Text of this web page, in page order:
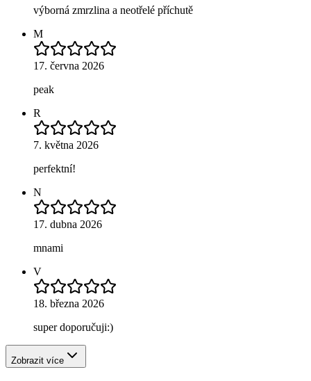
výborná zmrzlina a neotřelé příchutě
M
17. června 2026
peak
R
7. května 2026
perfektní!
N
17. dubna 2026
mnami
V
18. března 2026
super doporučuji:)
Zobrazit více